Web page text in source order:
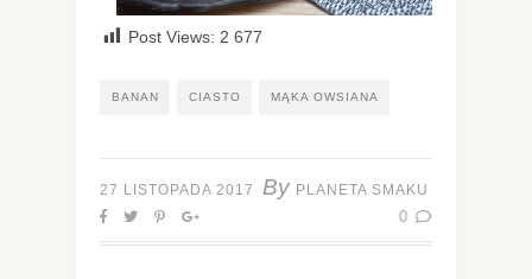
Post Views: 2 677
BANAN CIASTO MĄKA OWSIANA
27 LISTOPADA 2017 By PLANETA SMAKU
0